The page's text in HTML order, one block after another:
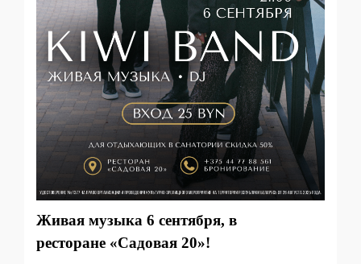
Живая музыка 6 сентября, в
ресторане «Садовая 20»!